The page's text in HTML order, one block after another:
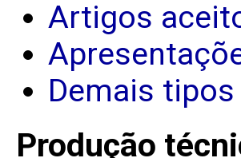
Artigos
Demais
Produção